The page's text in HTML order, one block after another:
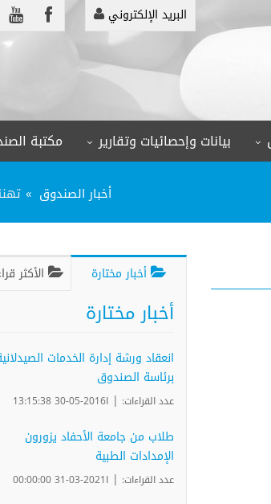
البريد الإلكتروني
بيانات وإحصائيات وتقارير مكتبة
أخبار الصندوق
أخبار مختارة الأكثر
أخبار مختارة
انعقاد ورشة إدارة الخدمات
برئاسة الصندوق
عدد القراءات: | ا2016-05-30 13:15:38
طلاب من جامعة الأحفاد يزورون
الإمدادات الطبية
عدد القراءات: | ا2021-03-31 00:00:00